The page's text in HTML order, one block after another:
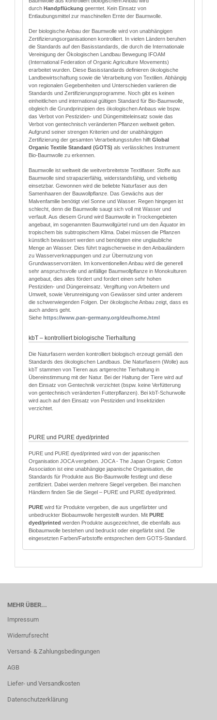
durch Handpflückung geerntet. Kein Einsatz von
Entlaubungsmittel zur maschinellen Ernte der Baumwolle.
Der biologische Anbau der Baumwolle wird von unabhängigen
Zertifizierungsorganisationen kontrolliert. In vielen Ländern beruhen
die Standards auf den Basisstandards, die durch die Internationale
Vereinigung der Ökologischen Landbau Bewegung IFOAM
(International Federation of Organic Agriculture Movements)
erarbeitet wurden. Diese Basisstandards definieren ökologische
Landbewirtschaftung sowie die Verarbeitung von Textilien. Abhängig
von regionalen Gegebenheiten und Unterschieden variieren die
Standards und Zertifizierungsprogramme. Noch gibt es keinen
einheitlichen und international gültigen Standard für Bio-Baumwolle,
obgleich die Grundprinzipien des ökologischen Anbaus wie bspw.
das Verbot von Pestiziden- und Düngemitteleinsatz sowie das
Verbot von gentechnisch veränderten Pflanzen weltweit gelten.
Aufgrund seiner strengen Kriterien und der unabhängigen
Zertifizierung der gesamten Verarbeitungsstufen hilft Global
Organic Textile Standard (GOTS) als verlässliches Instrument
Bio-Baumwolle zu erkennen.
Baumwolle ist weltweit die weitverbreitetste Textilfaser. Stoffe aus
Baumwolle sind strapazierfähig, widerstandsfähig, und vielseitig
einsetzbar. Gewonnen wird die beliebte Naturfaser aus den
Samenhaaren der Bauwollpflanze. Das Gewächs aus der
Malvenfamilie benötigt viel Sonne und Wasser. Regen hingegen ist
schlecht, denn die Baumwolle saugt sich voll mit Wasser und
verfault. Aus diesem Grund wird Baumwolle in Trockengebieten
angebaut, im sogenannten Baumwollgürtel rund um den Äquator im
tropischem bis subtropischem Klima. Dabei müssen die Pflanzen
künstlich bewässert werden und benötigten eine unglaubliche
Menge an Wasser. Dies führt tragischerweise in den Anbauländern
zu Wasserverknappungen und zur Übernutzung von
Grundwasservorräten. Im konventionellen Anbau wird die generell
sehr anspruchsvolle und anfällige Baumwollpflanze in Monokulturen
angebaut, dies alles fördert und fordert einen sehr hohen
Pestiziden- und Düngereinsatz. Vergiftung von Arbeitern und
Umwelt, sowie Verunreinigung von Gewässer sind unter anderem
die schwerwiegenden Folgen. Der ökologische Anbau zeigt, dass es
auch anders geht.
Siehe https://www.pan-germany.org/deu/home.html
kbT – kontrolliert biologische Tierhaltung
Die Naturfasern werden kontrolliert biologisch erzeugt gemäß den
Standards des ökologischen Landbaus. Die Naturfasern (Wolle) aus
kbT stammen von Tieren aus artgerechte Tierhaltung in
Übereinstimmung mit der Natur. Bei der Haltung der Tiere wird auf
den Einsatz von Gentechnik verzichtet (bspw. keine Verfütterung
von gentechnisch veränderten Futterpflanzen). Bei kbT-Schurwolle
wird auch auf den Einsatz von Pestiziden und Insektiziden
verzichtet.
PURE und PURE dyed/printed
PURE und PURE dyed/printed wird von der japanischen
Organisation JOCA vergeben. JOCA - The Japan Organic Cotton
Association ist eine unabhängige japanische Organisation, die
Standards für Produkte aus Bio-Baumwolle festlegt und diese
zertifiziert. Dabei werden mehrere Siegel vergeben. Bei manchen
Händlern finden Sie die Siegel – PURE und PURE dyed/printed.
PURE wird für Produkte vergeben, die aus ungefärbter und
unbedruckter Biobaumwolle hergestellt wurden. Mit PURE
dyed/printed werden Produkte ausgezeichnet, die ebenfalls aus
Biobaumwolle bestehen und bedruckt oder eingefärbt sind. Die
eingesetzten Farben/Farbstoffe entsprechen dem GOTS-Standard.
MEHR ÜBER...
Impressum
Widerrufsrecht
Versand- & Zahlungsbedingungen
AGB
Liefer- und Versandkosten
Datenschutzerklärung